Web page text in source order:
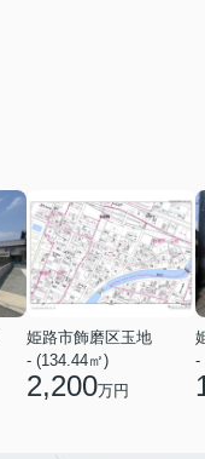
姫路市飾磨区玉地
- (134.44㎡)
2,200万円
-